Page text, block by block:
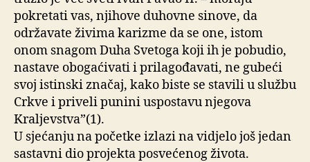
pokretati vas, njihove duhovne sinove, da
održavate živima karizme da se one, istom
onom snagom Duha Svetoga koji ih je pobudio,
nastave obogaćivati i prilagođavati, ne gubeći
svoj istinski značaj, kako biste se stavili u službu
Crkve i priveli punini uspostavu njegova
Kraljevstva”(1).
U sjećanju na početke izlazi na vidjelo još jedan
sastavni dio projekta posvećenog života.